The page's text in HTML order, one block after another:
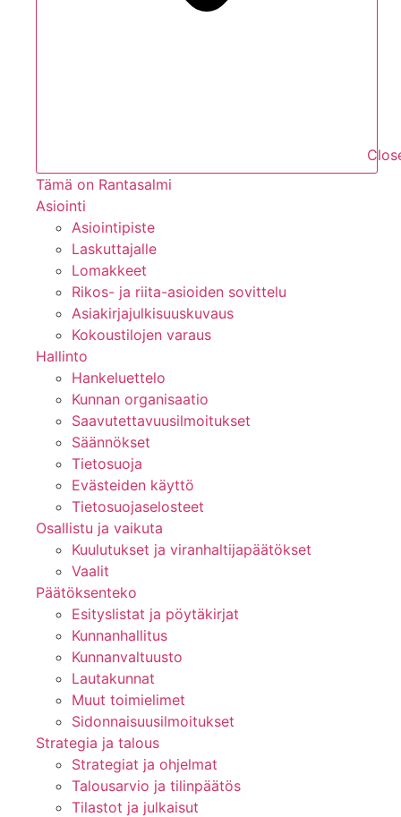
Tämä on Rantasalmi
Asiointi
Asiointipiste
Laskuttajalle
Lomakkeet
Rikos- ja riita-asioiden sovittelu
Asiakirjajulkisuuskuvaus
Kokoustilojen varaus
Hallinto
Hankeluettelo
Kunnan organisaatio
Saavutettavuusilmoitukset
Säännökset
Tietosuoja
Evästeiden käyttö
Tietosuojaselosteet
Osallistu ja vaikuta
Kuulutukset ja viranhaltijapäätökset
Vaalit
Päätöksenteko
Esityslistat ja pöytäkirjat
Kunnanhallitus
Kunnanvaltuusto
Lautakunnat
Muut toimielimet
Sidonnaisuusilmoitukset
Strategia ja talous
Strategiat ja ohjelmat
Talousarvio ja tilinpäätös
Tilastot ja julkaisut